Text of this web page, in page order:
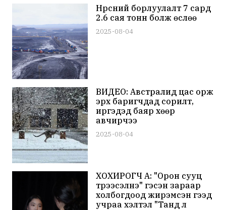
Нүүрсний борлуулалт 7 сард
2.6 сая тонн болж өслөө
2025-08-04
ВИДЕО: Австралид цас орж
эрх баригчдад сорилт,
иргэдэд баяр хөөр
авчирчээ
2025-08-04
ХОХИРОГЧ А: "Орон сууц
түрээсэлнэ" гэсэн зараар
холбогдоод жирэмсэн гээд
учраа хэлтэл "Танд л